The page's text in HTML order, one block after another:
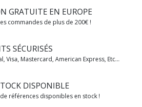
GRATUITE EN EUROPE
commandes de plus de 200€ !
SÉCURISÉS
Visa, Mastercard, American Express, Etc...
DISPONIBLE
références disponibles en stock !